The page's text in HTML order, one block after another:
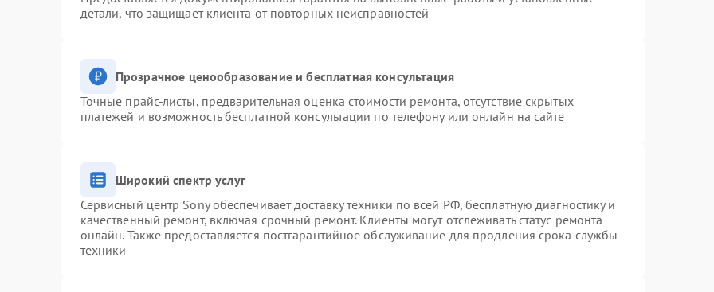
детали, что защищает клиента от повторных неисправностей
Прозрачное ценообразование и бесплатная консультация
Точные прайс-листы, предварительная оценка стоимости ремонта, отсутствие скрытых
платежей и возможность бесплатной консультации по телефону или онлайн на сайте
Широкий спектр услуг
Сервисный центр Sony обеспечивает доставку техники по всей РФ, бесплатную диагностику и
качественный ремонт, включая срочный ремонт. Клиенты могут отслеживать статус ремонта
онлайн. Также предоставляется постгарантийное обслуживание для продления срока службы
техники